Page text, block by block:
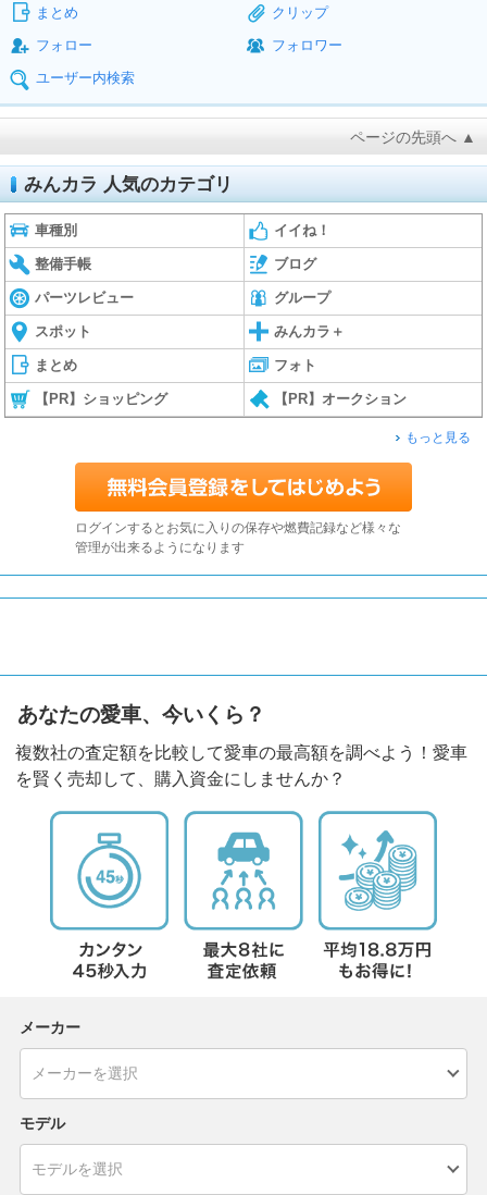
まとめ
クリップ
フォロー
フォロワー
ユーザー内検索
ページの先頭へ ▲
みんカラ 人気のカテゴリ
車種別 イイね！
整備手帳 ブログ
パーツレビュー グループ
スポット みんカラ＋
まとめ フォト
【PR】ショッピング 【PR】オークション
もっと見る
ログインするとお気に入りの保存や燃費記録など様々な
管理が出来るようになります
あなたの愛車、今いくら？
複数社の査定額を比較して愛車の最高額を調べよう！愛車
を賢く売却して、購入資金にしませんか？
メーカー
モデル